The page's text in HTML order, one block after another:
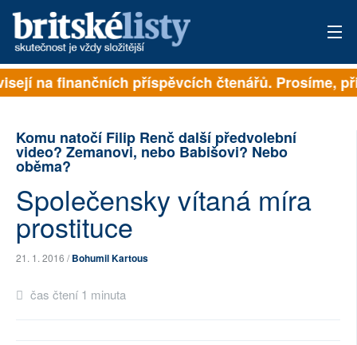
PŘIHLÁSIT
ARCHIV
ROZHOVORY
TÉMATA
NEJČTENĚJŠÍ ZA 7 DNÍ
AUTOŘI
na finančních příspěvcích čtenářů. Prosíme,
Komu natočí Filip Renč další předvolební
video? Zemanovi, nebo Babišovi? Nebo
oběma?
Společensky vítaná míra
prostituce
21. 1. 2016 /Bohumil Kartous
čas čtení 1 minuta